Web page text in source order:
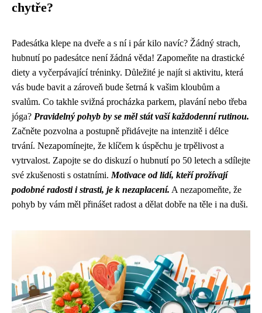
chytře?
Padesátka klepe na dveře a s ní i pár kilo navíc? Žádný strach,
hubnutí po padesátce není žádná věda! Zapomeňte na drastické
diety a vyčerpávající tréninky. Důležité je najít si aktivitu, která
vás bude bavit a zároveň bude šetrná k vašim kloubům a
svalům. Co takhle svižná procházka parkem, plavání nebo třeba
jóga? Pravidelný pohyb by se měl stát vaší každodenní rutinou.
Začněte pozvolna a postupně přidávejte na intenzitě i délce
trvání. Nezapomínejte, že klíčem k úspěchu je trpělivost a
vytrvalost. Zapojte se do diskuzí o hubnutí po 50 letech a sdílejte
své zkušenosti s ostatními. Motivace od lidí, kteří prožívají
podobné radosti i strasti, je k nezaplacení. A nezapomeňte, že
pohyb by vám měl přinášet radost a dělat dobře na těle i na duši.